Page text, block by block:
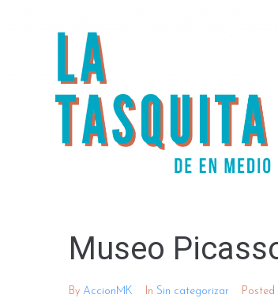
Museo
By AccionMK In Sin categorizar Posted